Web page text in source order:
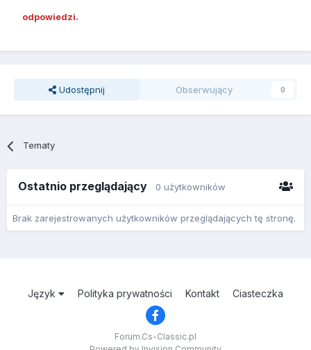
odpowiedzi.
Udostępnij Obserwujący 0
Tematy
Ostatnio przeglądający 0 użytkowników
Brak zarejestrowanych użytkowników przeglądających tę stronę.
Język Polityka prywatności Kontakt Ciasteczka
Forum.Cs-Classic.pl